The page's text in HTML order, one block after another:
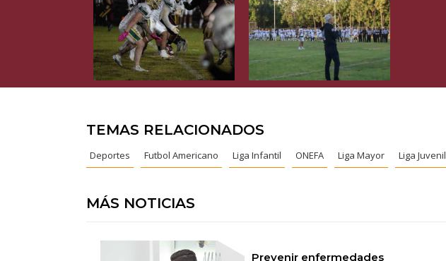
TEMAS RELACIONADOS
Deportes Futbol Americano Liga Infantil ONEFA Liga Mayor Liga Juvenil
MÁS NOTICIAS
Prevenir enfermedades